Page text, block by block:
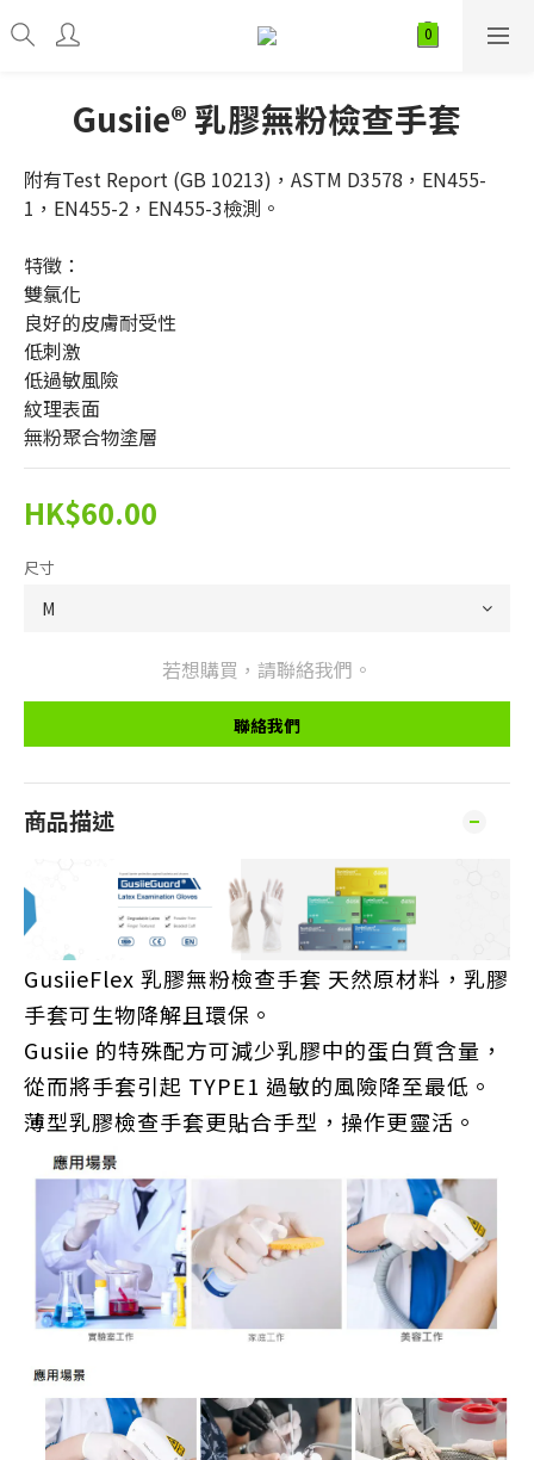
Gusiie® 乳膠無粉檢查手套
附有Test Report (GB 10213)，ASTM D3578，EN455-
1，EN455-2，EN455-3檢測。
特徵：
雙氯化
良好的皮膚耐受性
低刺激
低過敏風險
紋理表面
無粉聚合物塗層
HK$60.00
尺寸
若想購買，請聯絡我們。
聯絡我們
商品描述
GusiieFlex 乳膠無粉檢查手套 天然原材料，乳膠
手套可生物降解且環保。
Gusiie 的特殊配方可減少乳膠中的蛋白質含量，
從而將手套引起 TYPE1 過敏的風險降至最低。
薄型乳膠檢查手套更貼合手型，操作更靈活 。